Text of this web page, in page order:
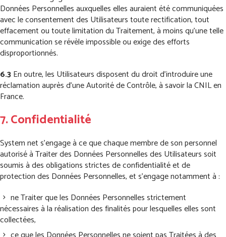
Données Personnelles auxquelles elles auraient été communiquées
avec le consentement des Utilisateurs toute rectification, tout
effacement ou toute limitation du Traitement, à moins qu’une telle
communication se révèle impossible ou exige des efforts
disproportionnés.
6.3En outre, les Utilisateurs disposent du droit d’introduire une
réclamation auprès d’une Autorité de Contrôle, à savoir la CNIL en
France.
7. Confidentialité
System net s’engage à ce que chaque membre de son personnel
autorisé à Traiter des Données Personnelles des Utilisateurs soit
soumis à des obligations strictes de confidentialité et de
protection des Données Personnelles, et s’engage notamment à :
ne Traiter que les Données Personnelles strictement
nécessaires à la réalisation des finalités pour lesquelles elles sont
collectées,